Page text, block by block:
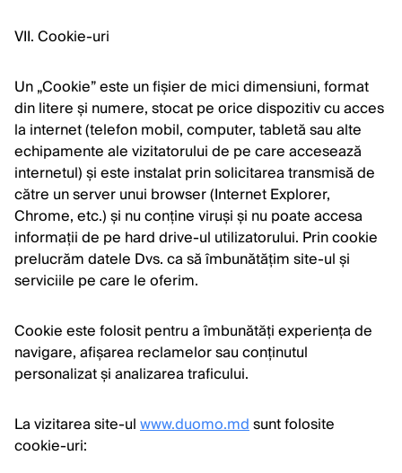
VII. Cookie-uri
Un „Cookie” este un fișier de mici dimensiuni, format
din litere și numere, stocat pe orice dispozitiv cu acces
la internet (telefon mobil, computer, tabletă sau alte
echipamente ale vizitatorului de pe care accesează
internetul) și este instalat prin solicitarea transmisă de
către un server unui browser (Internet Explorer,
Chrome, etc.) și nu conține viruși și nu poate accesa
informații de pe hard drive-ul utilizatorului. Prin cookie
prelucrăm datele Dvs. ca să îmbunătățim site-ul și
serviciile pe care le oferim.
Cookie este folosit pentru a îmbunătăți experiența de
navigare, afișarea reclamelor sau conținutul
personalizat și analizarea traficului.
La vizitarea site-ulwww.duomo.mdsunt folosite
cookie-uri: